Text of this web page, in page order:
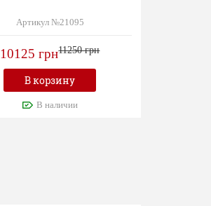
Артикул №21095
10125 грн11250 грн
В корзину
В наличии